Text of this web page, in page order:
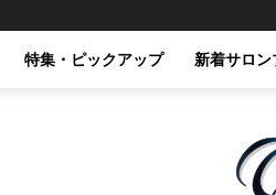
特集・ピックアップ 新着サロン